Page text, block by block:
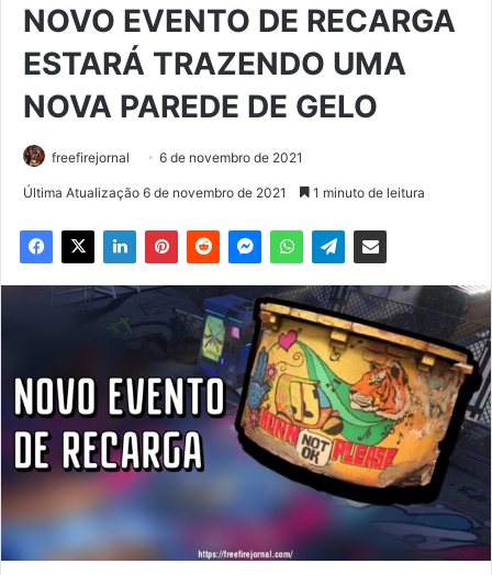
NOVO EVENTO DE RECARGA
ESTARÁ TRAZENDO UMA
NOVA PAREDE DE GELO
freefirejornal 6 de novembro de 2021
Última Atualização 6 de novembro de 2021 1 minuto de leitura